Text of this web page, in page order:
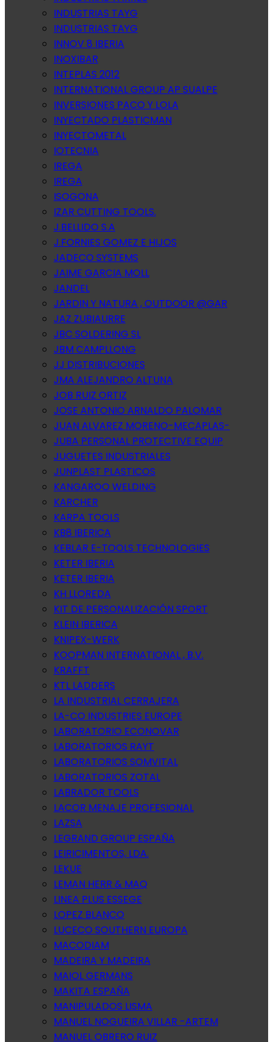
INDUSTRIAS TAYG
INDUSTRIAS TAYG
INNOV 8 IBERIA
INOXIBAR
INTEPLAS 2012
INTERNATIONAL GROUP AP SUALPE
INVERSIONES PACO Y LOLA
INYECTADO PLASTICMAN
INYECTOMETAL
IOTECNIA
IREGA
IREGA
ISOGONA
IZAR CUTTING TOOLS.
J.BELLIDO S.A
J.FORNIES GOMEZ E HIJOS
JADECO SYSTEMS
JAIME GARCIA MOLL
JANDEL
JARDIN Y NATURA , OUTDOOR @GAR
JAZ ZUBIAURRE
JBC SOLDERING SL
JBM CAMPLLONG
JJ DISTRIBUCIONES
JMA ALEJANDRO ALTUNA
JOB RUIZ ORTIZ
JOSE ANTONIO ARNALDO PALOMAR
JUAN ALVAREZ MORENO-MECAPLAS-
JUBA PERSONAL PROTECTIVE EQUIP
JUGUETES INDUSTRIALES
JUNPLAST PLASTICOS
KANGAROO WELDING
KARCHER
KARPA TOOLS
KB8 IBERICA
KEBLAR E-TOOLS TECHNOLOGIES
KETER IBERIA
KETER IBERIA
KH LLOREDA
KIT DE PERSONALIZACIÓN SPORT
KLEIN IBERICA
KNIPEX-WERK
KOOPMAN INTERNATIONAL , B.V.
KRAFFT
KTL LADDERS
LA INDUSTRIAL CERRAJERA
LA-CO INDUSTRIES EUROPE
LABORATORIO ECONOVAR
LABORATORIOS RAYT
LABORATORIOS SOMVITAL
LABORATORIOS ZOTAL
LABRADOR TOOLS
LACOR MENAJE PROFESIONAL
LAZSA
LEGRAND GROUP ESPAÑA
LEIRICIMENTOS, LDA.
LEKUE
LEMAN HERR & MAQ
LINEA PLUS ESSEGE
LOPEZ BLANCO
LUCECO SOUTHERN EUROPA
MACODIAM
MADEIRA Y MADEIRA
MAIOL GERMANS
MAKITA ESPAÑA
MANIPULADOS LISMA
MANUEL NOGUEIRA VILLAR -ARTEM
MANUEL OBRERO RUIZ